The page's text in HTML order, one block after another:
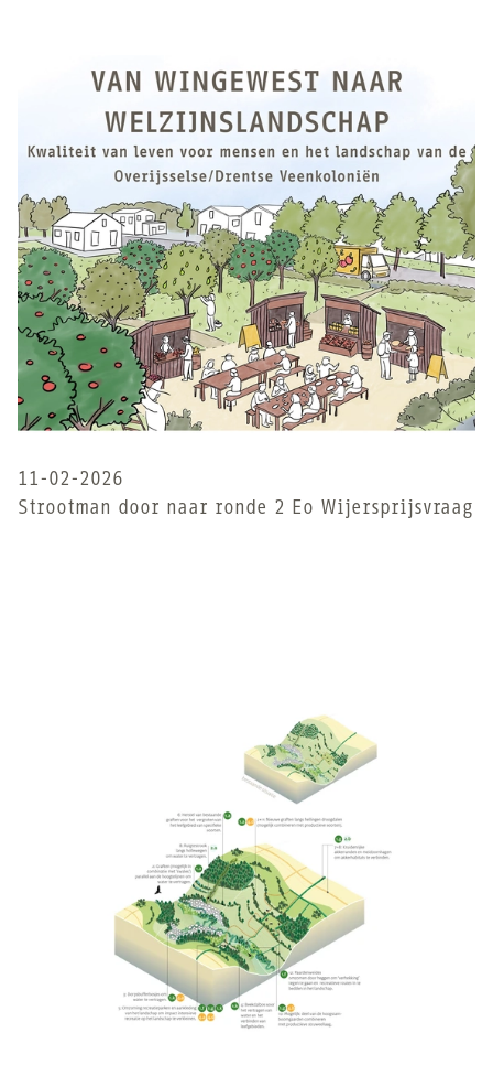
11-02-2026
Strootman door naar ronde 2 Eo Wijersprijsvraag